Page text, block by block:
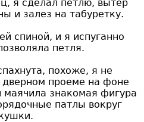
я сделал петлю, вытер
и залез на табуретку.
спиной, и я испуганно
петля.
похоже, я не
дверном проеме на фоне
маячила знакомая фигура
патлы вокруг